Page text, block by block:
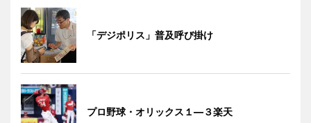
「デジポリス」普及呼び掛け
プロ野球・オリックス１―３楽天